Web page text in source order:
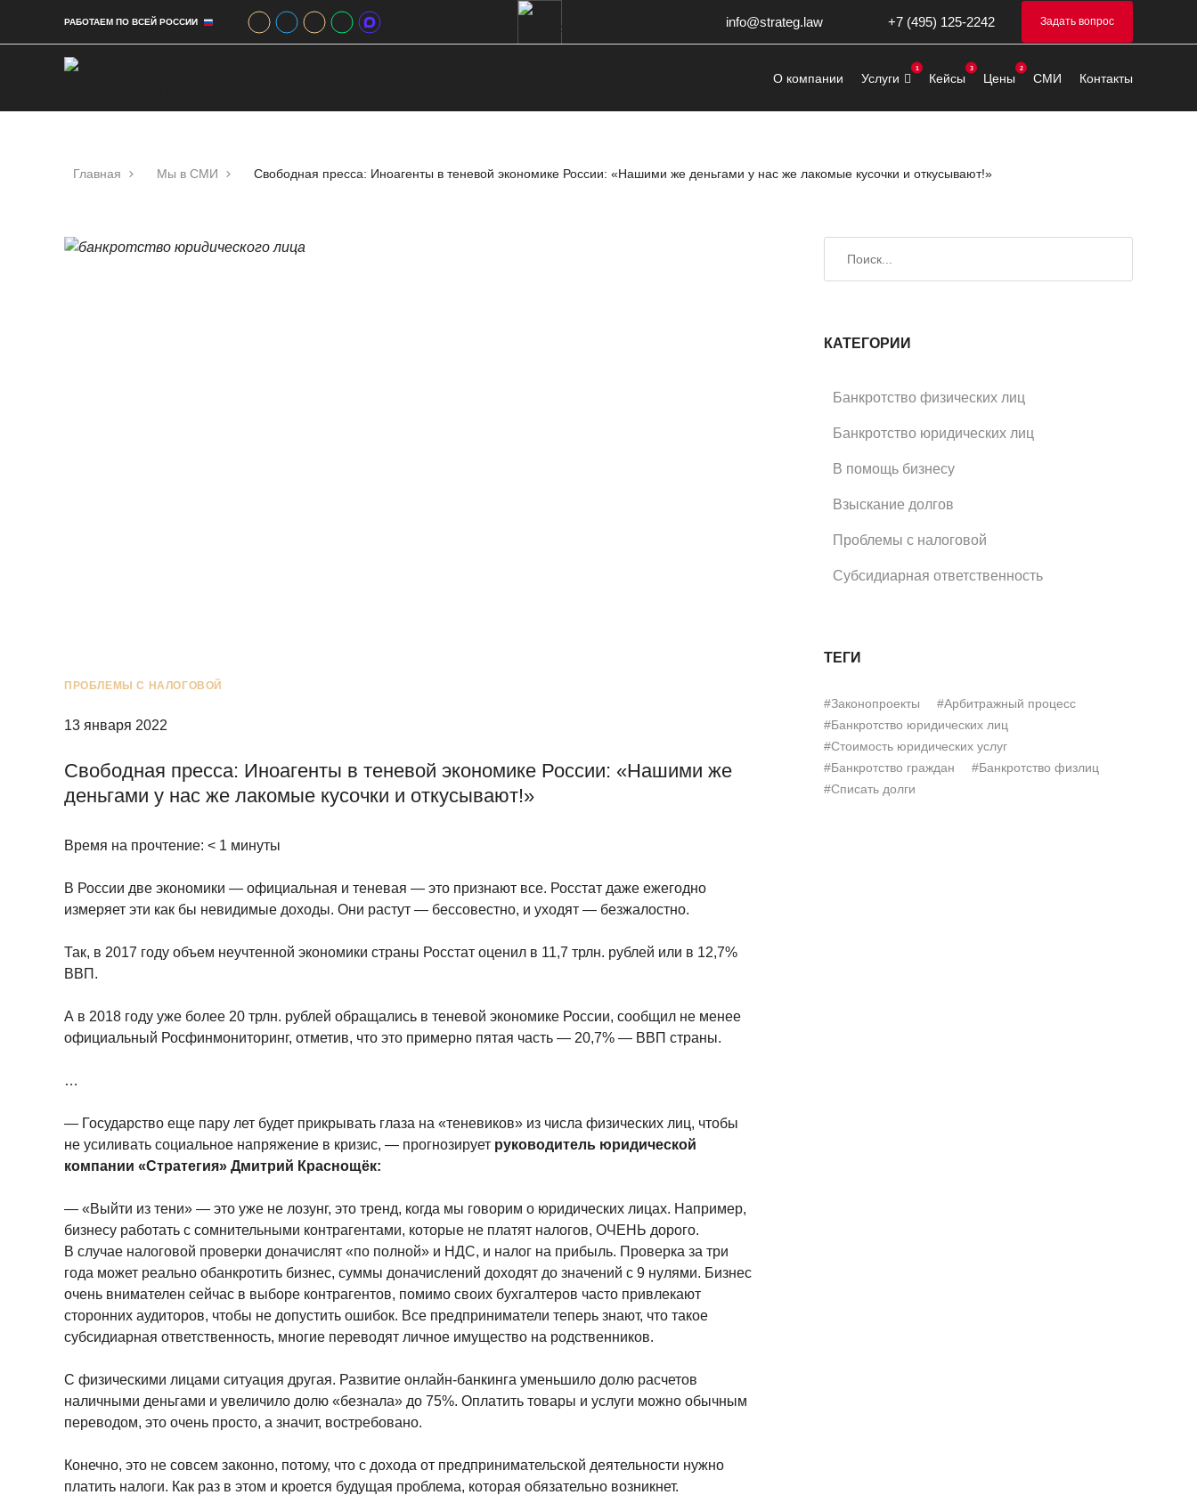
РАБОТАЕМ ПО ВСЕЙ РОССИИ info@strateg.law +7 (495) 125-2242 Задать вопрос
О компании Услуги Кейсы Цены СМИ Контакты
Главная Мы в СМИ Свободная пресса: Иноагенты в теневой экономике России: «Нашими же деньгами у нас же лакомые кусочки и откусывают!»
ПРОБЛЕМЫ С НАЛОГОВОЙ
13 января 2022
Свободная пресса: Иноагенты в теневой экономике России: «Нашими же
деньгами у нас же лакомые кусочки и откусывают!»
Время на прочтение: < 1 минуты
В России две экономики — официальная и теневая — это признают все. Росстат даже ежегодно
измеряет эти как бы невидимые доходы. Они растут — бессовестно, и уходят — безжалостно.
Так, в 2017 году объем неучтенной экономики страны Росстат оценил в 11,7 трлн. рублей или в 12,7%
ВВП.
А в 2018 году уже более 20 трлн. рублей обращались в теневой экономике России, сообщил не менее
официальный Росфинмониторинг, отметив, что это примерно пятая часть — 20,7% — ВВП страны.
…
— Государство еще пару лет будет прикрывать глаза на «теневиков» из числа физических лиц, чтобы
не усиливать социальное напряжение в кризис, — прогнозирует руководитель юридической
компании «Стратегия» Дмитрий Краснощёк:
— «Выйти из тени» — это уже не лозунг, это тренд, когда мы говорим о юридических лицах. Например,
бизнесу работать с сомнительными контрагентами, которые не платят налогов, ОЧЕНЬ дорого.
В случае налоговой проверки доначислят «по полной» и НДС, и налог на прибыль. Проверка за три
года может реально обанкротить бизнес, суммы доначислений доходят до значений с 9 нулями. Бизнес
очень внимателен сейчас в выборе контрагентов, помимо своих бухгалтеров часто привлекают
сторонних аудиторов, чтобы не допустить ошибок. Все предприниматели теперь знают, что такое
субсидиарная ответственность, многие переводят личное имущество на родственников.
С физическими лицами ситуация другая. Развитие онлайн-банкинга уменьшило долю расчетов
наличными деньгами и увеличило долю «безнала» до 75%. Оплатить товары и услуги можно обычным
переводом, это очень просто, а значит, востребовано.
Конечно, это не совсем законно, потому, что с дохода от предпринимательской деятельности нужно
платить налоги. Как раз в этом и кроется будущая проблема, которая обязательно возникнет.
КАТЕГОРИИ
Банкротство физических лиц
Банкротство юридических лиц
В помощь бизнесу
Взыскание долгов
Проблемы с налоговой
Субсидиарная ответственность
ТЕГИ
#Законопроекты
#Арбитражный процесс
#Банкротство юридических лиц
#Стоимость юридических услуг
#Банкротство граждан
#Банкротство физлиц
#Списать долги